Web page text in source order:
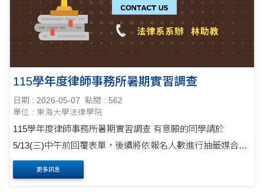
115學年度律師事務所暑期實習調查
日期 : 2026-05-07
點閱 : 562
單位 : 東海大學法律學院
115學年度律師事務所暑期實習調查 有意願的同學請於
5/13(三)中午前回覆表單，後續將依報名人數進行抽籤媒合，
另若有意願參加【財團法人法律扶助基金會】暑期實習的同
更多訊息